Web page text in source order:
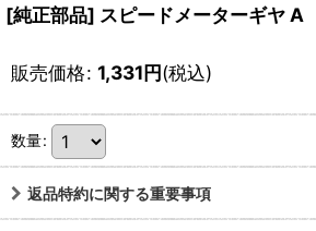
[純正部品] スピードメーターギヤ A
販売価格: 1,331円(税込)
数量:
返品特約に関する重要事項